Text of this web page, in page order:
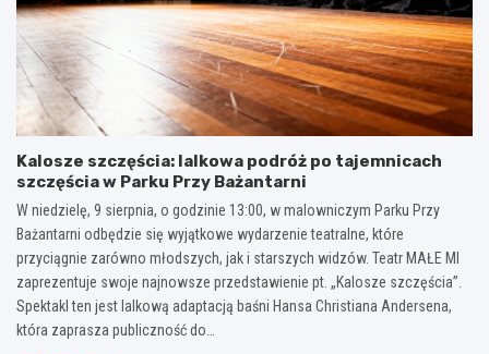
Kalosze szczęścia: lalkowa podróż po tajemnicach
szczęścia w Parku Przy Bażantarni
W niedzielę, 9 sierpnia, o godzinie 13:00, w malowniczym Parku Przy
Bażantarni odbędzie się wyjątkowe wydarzenie teatralne, które
przyciągnie zarówno młodszych, jak i starszych widzów. Teatr MAŁE MI
zaprezentuje swoje najnowsze przedstawienie pt. „Kalosze szczęścia”.
Spektakl ten jest lalkową adaptacją baśni Hansa Christiana Andersena,
która zaprasza publiczność do…